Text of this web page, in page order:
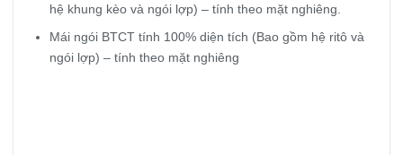
hệ khung kèo và ngói lợp) – tính theo mặt nghiêng.
Mái ngói BTCT tính 100% diện tích (Bao gồm hệ ritô và
ngói lợp) – tính theo mặt nghiêng